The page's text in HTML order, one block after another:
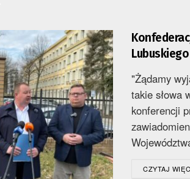
"Żądamy
takie słowa
konferencji
CZYTAJ